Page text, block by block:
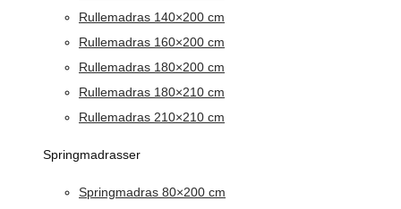
Rullemadras 140×200 cm
Rullemadras 160×200 cm
Rullemadras 180×200 cm
Rullemadras 180×210 cm
Rullemadras 210×210 cm
Springmadrasser
Springmadras 80×200 cm